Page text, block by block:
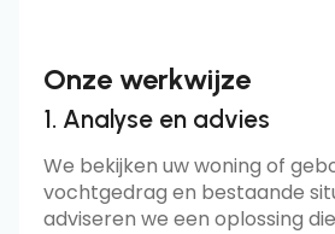
Onze werkwijze
1. Analyse en advies
We bekijken uw woning of
vochtgedrag en bestaande
adviseren we een oplossing